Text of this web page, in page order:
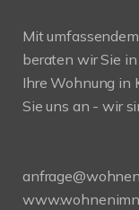
Mit
beraten wir Sie in
Ihre Wohnung in
Sie uns an - wir